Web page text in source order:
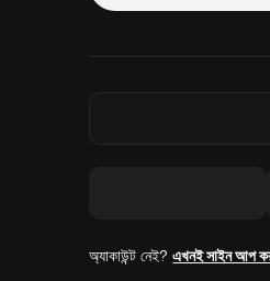
অ্যাকাউন্ট নেই?এখনই সাইন আপ